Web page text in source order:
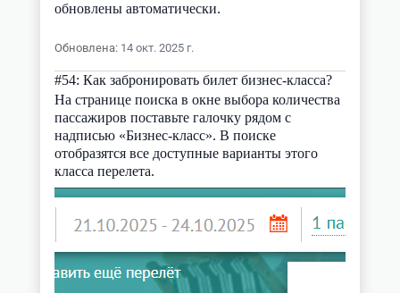
обновлены автоматически.
Обновлена: 14 окт. 2025 г.
#54: Как забронировать билет бизнес-класса?
На странице поиска в окне выбора количества
пассажиров поставьте галочку рядом с
надписью «Бизнес-класс». В поиске
отобразятся все доступные варианты этого
класса перелета.